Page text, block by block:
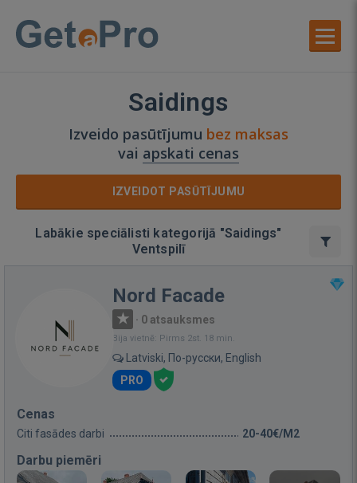
Saidings
Izveido pasūtījumu bez maksas
vai apskati cenas
IZVEIDOT PASŪTĪJUMU
Labākie speciālisti kategorijā "Saidings"
Ventspilī
Nord Facade
· 0 atsauksmes
Bija vietnē: Pirms 2st. 18 min.
Latviski, По-русски, English
PRO
Cenas
Citi fasādes darbi 20-40€/M2
Darbu piemēri